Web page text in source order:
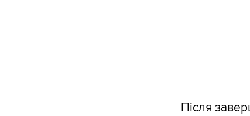
Після